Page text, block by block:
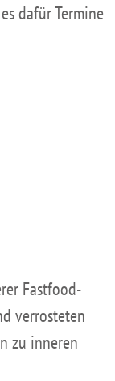
dafür Termine
Fastfood-
verrosteten
zu inneren